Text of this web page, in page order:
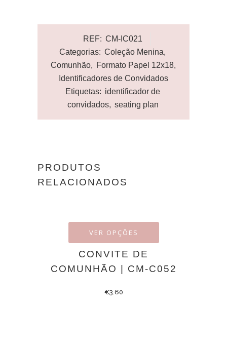
REF: CM-IC021
Categorias: Coleção Menina,
Comunhão, Formato Papel 12x18,
Identificadores de Convidados
Etiquetas: identificador de
convidados, seating plan
PRODUTOS
RELACIONADOS
VER OPÇÕES
CONVITE DE
COMUNHÃO | CM-C052
€3.60